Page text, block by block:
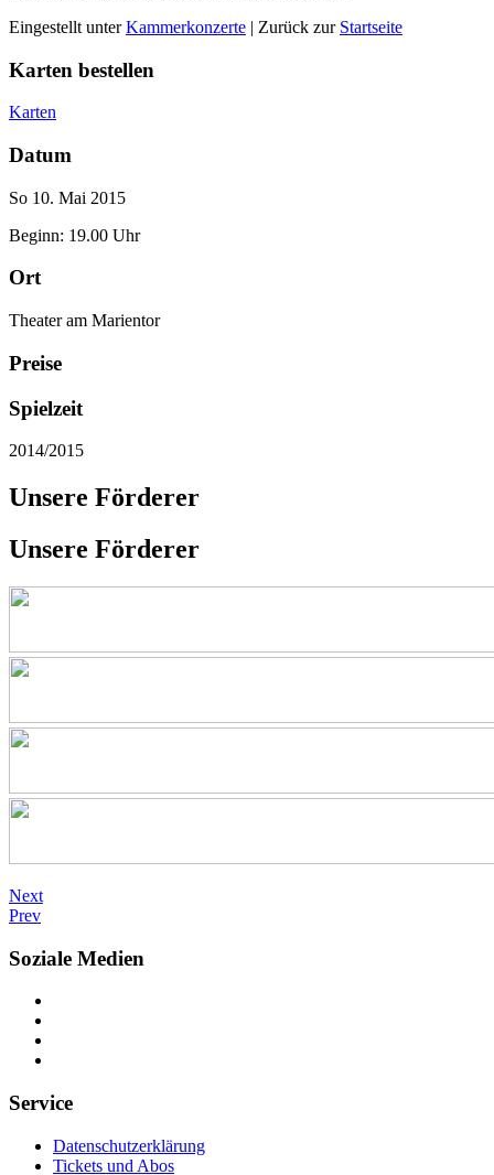
Eingestellt unterKammerkonzerte | Zurück zur Startseite
Karten bestellen
Karten
Datum
So 10. Mai 2015
Beginn: 19.00 Uhr
Ort
Theater am Marientor
Preise
Spielzeit
2014/2015
Unsere Förderer
Unsere Förderer
Next
Prev
Soziale Medien
Service
Datenschutzerklärung
Tickets und Abos